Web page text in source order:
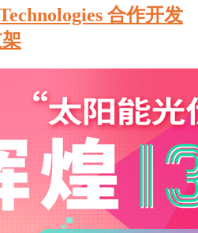
合作开发